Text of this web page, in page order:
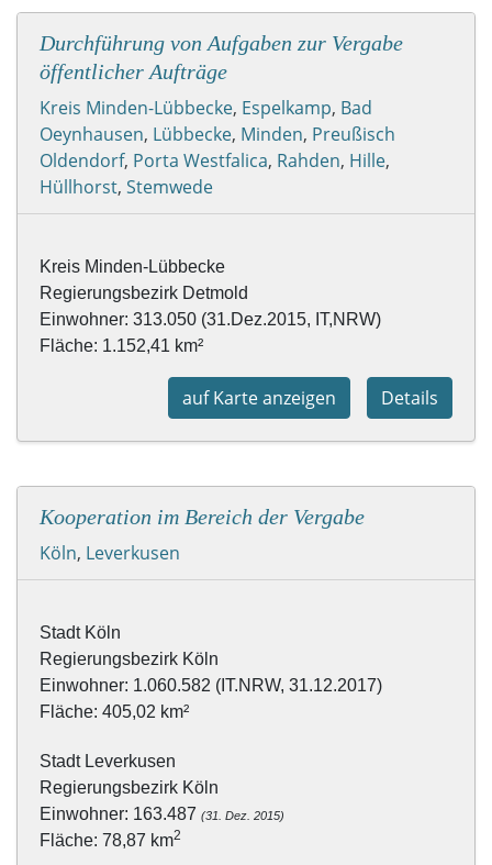
Durchführung von Aufgaben zur Vergabe
öffentlicher Aufträge
Kreis Minden-Lübbecke, Espelkamp, Bad
Oeynhausen, Lübbecke, Minden, Preußisch
Oldendorf, Porta Westfalica, Rahden, Hille,
Hüllhorst, Stemwede
Fläche: 1.152,41 km²
Details
auf Karte anzeigen
Kooperation im Bereich der Vergabe
Köln, Leverkusen
Stadt Köln
R
Einwohner: 163.487
Fläche: 78,87 km2